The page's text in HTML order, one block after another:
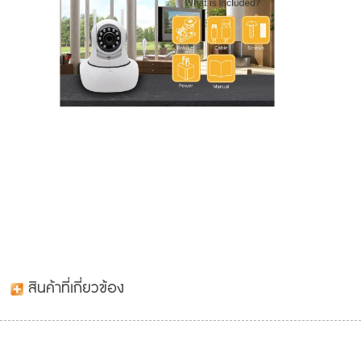
สินค้าที่เกี่ยวข้อง